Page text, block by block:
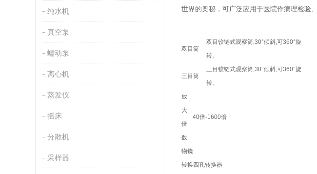
纯水机
真空泵
蠕动泵
离心机
蒸发仪
摇床
分散机
采样器
世界的奥秘，可广泛应用于医院作病理检验
双目筒
双目铰链式观察筒,30°倾斜,可360°旋
转。
三目筒
三目铰链式观察筒,30°倾斜,可360°旋
转。
放
大
倍
数
40倍-1600倍
物镜
转换 四孔转换器